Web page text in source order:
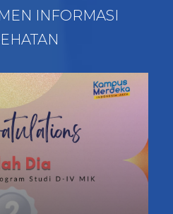
INFORMASI